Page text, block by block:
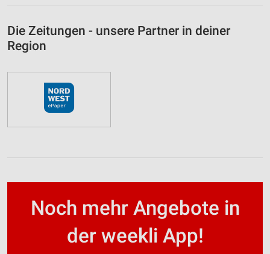
Die Zeitungen - unsere Partner in deiner
Region
Noch mehr Angebote in
der weekli App!